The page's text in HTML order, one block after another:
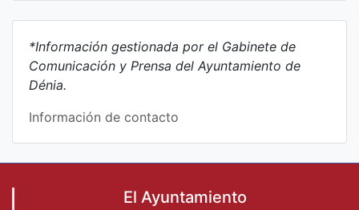
*Información gestionada por el Gabinete de
Comunicación y Prensa del Ayuntamiento de
Dénia.
Información de contacto
El Ayuntamiento